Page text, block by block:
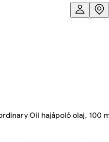
Oil hajápoló olaj, 100